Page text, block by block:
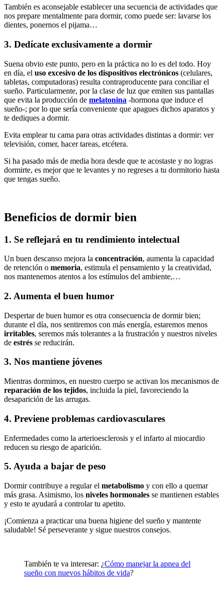
También es aconsejable establecer una secuencia de actividades que
nos prepare mentalmente para dormir, como puede ser: lavarse los
dientes, ponernos el pijama…
3. Dedícate exclusivamente a dormir
Suena obvio este punto, pero en la práctica no lo es del todo. Hoy
en día, el uso excesivo de los dispositivos electrónicos (celulares,
tabletas, computadoras) resulta contraproducente para conciliar el
sueño. Particularmente, por la clase de luz que emiten sus pantallas
que evita la producción de melatonina -hormona que induce el
sueño-; por lo que sería conveniente que apagues dichos aparatos y
te dediques a dormir.
Evita emplear tu cama para otras actividades distintas a dormir: ver
televisión, comer, hacer tareas, etcétera.
Si ha pasado más de media hora desde que te acostaste y no logras
dormirte, es mejor que te levantes y no regreses a tu dormitorio hasta
que tengas sueño.
Beneficios de dormir bien
1. Se reflejará en tu rendimiento intelectual
Un buen descanso mejora la concentración, aumenta la capacidad
de retención o memoria, estimula el pensamiento y la creatividad,
nos mantenemos atentos a los estímulos del ambiente,…
2. Aumenta el buen humor
Despertar de buen humor es otra consecuencia de dormir bien;
durante el día, nos sentiremos con más energía, estaremos menos
irritables, seremos más tolerantes a la frustración y nuestros niveles
de estrés se reducirán.
3. Nos mantiene jóvenes
Mientras dormimos, en nuestro cuerpo se activan los mecanismos de
reparación de los tejidos, incluida la piel, favoreciendo la
desaparición de las arrugas.
4. Previene problemas cardiovasculares
Enfermedades como la arterioesclerosis y el infarto al miocardio
reducen su riesgo de aparición.
5. Ayuda a bajar de peso
Dormir contribuye a regular el metabolismo y con ello a quemar
más grasa. Asimismo, los niveles hormonales se mantienen estables
y esto te ayudará a controlar tu apetito.
¡Comienza a practicar una buena higiene del sueño y mantente
saludable! Sé perseverante y sigue nuestros consejos.
También te va interesar: ¿Cómo manejar la apnea del
sueño con nuevos hábitos de vida?